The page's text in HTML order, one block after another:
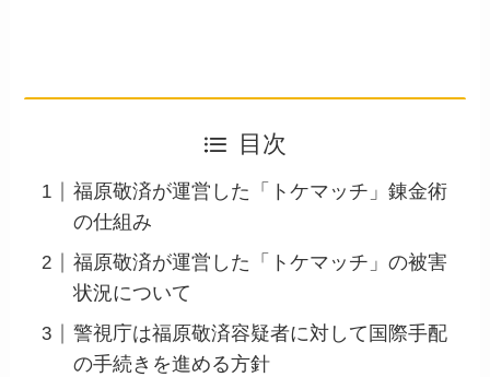
目次
福原敬済が運営した「トケマッチ」錬金術
の仕組み
福原敬済が運営した「トケマッチ」の被害
状況について
警視庁は福原敬済容疑者に対して国際手配
の手続きを進める方針